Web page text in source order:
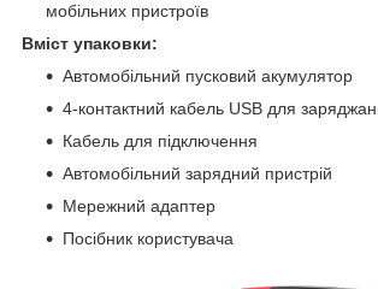
мобільних пристроїв
Вміст упаковки:
Автомобільний пусковий акумулятор
4-контактний кабель USB для
Кабель для підключення
Автомобільний зарядний пристрій
Мережний адаптер
Посібник користувача